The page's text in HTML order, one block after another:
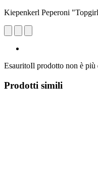
Kiepenkerl Peperoni
EsauritoIl prodotto non è più
Prodotti simili